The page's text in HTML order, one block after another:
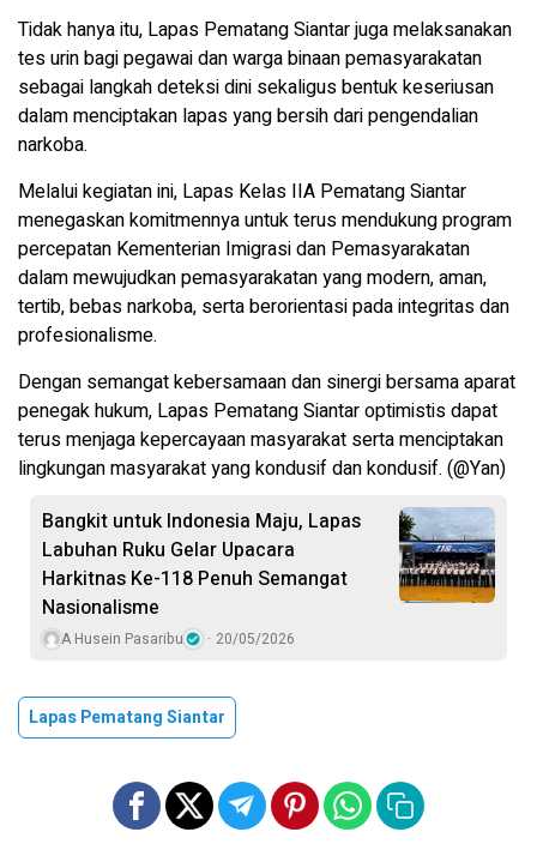
Tidak hanya itu, Lapas Pematang Siantar juga melaksanakan
tes urin bagi pegawai dan warga binaan pemasyarakatan
sebagai langkah deteksi dini sekaligus bentuk keseriusan
dalam menciptakan lapas yang bersih dari pengendalian
narkoba.
Melalui kegiatan ini, Lapas Kelas IIA Pematang Siantar
menegaskan komitmennya untuk terus mendukung program
percepatan Kementerian Imigrasi dan Pemasyarakatan
dalam mewujudkan pemasyarakatan yang modern, aman,
tertib, bebas narkoba, serta berorientasi pada integritas dan
profesionalisme.
Dengan semangat kebersamaan dan sinergi bersama aparat
penegak hukum, Lapas Pematang Siantar optimistis dapat
terus menjaga kepercayaan masyarakat serta menciptakan
lingkungan masyarakat yang kondusif dan kondusif. (@Yan)
Bangkit untuk Indonesia Maju, Lapas
Labuhan Ruku Gelar Upacara
Harkitnas Ke-118 Penuh Semangat
Nasionalisme
A Husein Pasaribu 20/05/2026
Lapas Pematang Siantar